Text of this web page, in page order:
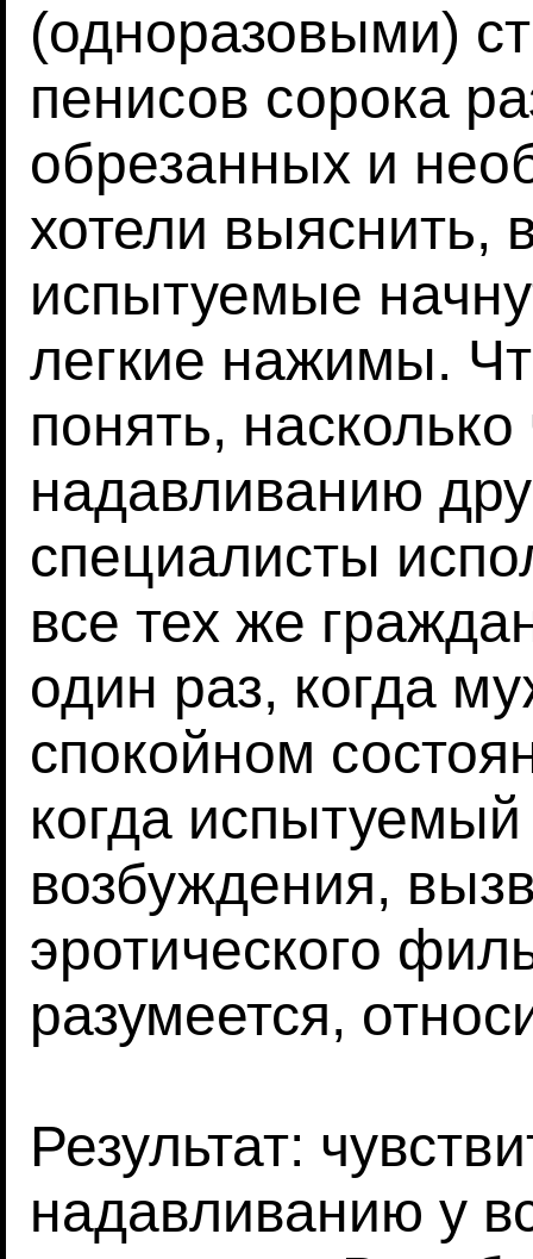
(одноразовыми)
пенисов сорока
обрезанных и
хотели выяснить,
испытуемые
легкие нажимы.
понять,
надавливанию
специалисты
все тех же
один раз, когда
спокойном
когда
возбуждения,
эротического
разумеется,
Результат:
надавливанию у